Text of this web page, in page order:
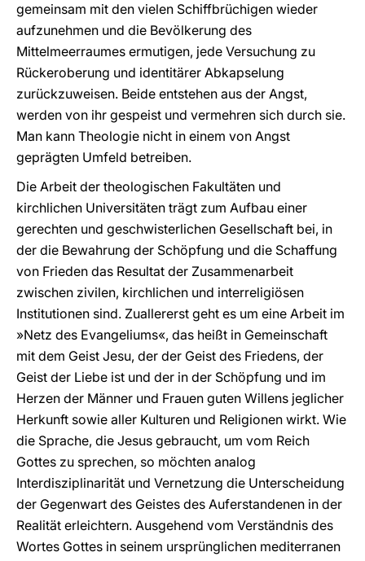
gemeinsam mit den vielen Schiffbrüchigen wieder
aufzunehmen und die Bevölkerung des
Mittelmeerraumes ermutigen, jede Versuchung zu
Rückeroberung und identitärer Abkapselung
zurückzuweisen. Beide entstehen aus der Angst,
werden von ihr gespeist und vermehren sich durch sie.
Man kann Theologie nicht in einem von Angst
geprägten Umfeld betreiben.
Die Arbeit der theologischen Fakultäten und
kirchlichen Universitäten trägt zum Aufbau einer
gerechten und geschwisterlichen Gesellschaft bei, in
der die Bewahrung der Schöpfung und die Schaffung
von Frieden das Resultat der Zusammenarbeit
zwischen zivilen, kirchlichen und interreligiösen
Institutionen sind. Zuallererst geht es um eine Arbeit im
»Netz des Evangeliums«, das heißt in Gemeinschaft
mit dem Geist Jesu, der der Geist des Friedens, der
Geist der Liebe ist und der in der Schöpfung und im
Herzen der Männer und Frauen guten Willens jeglicher
Herkunft sowie aller Kulturen und Religionen wirkt. Wie
die Sprache, die Jesus gebraucht, um vom Reich
Gottes zu sprechen, so möchten analog
Interdisziplinarität und Vernetzung die Unterscheidung
der Gegenwart des Geistes des Auferstandenen in der
Realität erleichtern. Ausgehend vom Verständnis des
Wortes Gottes in seinem ursprünglichen mediterranen